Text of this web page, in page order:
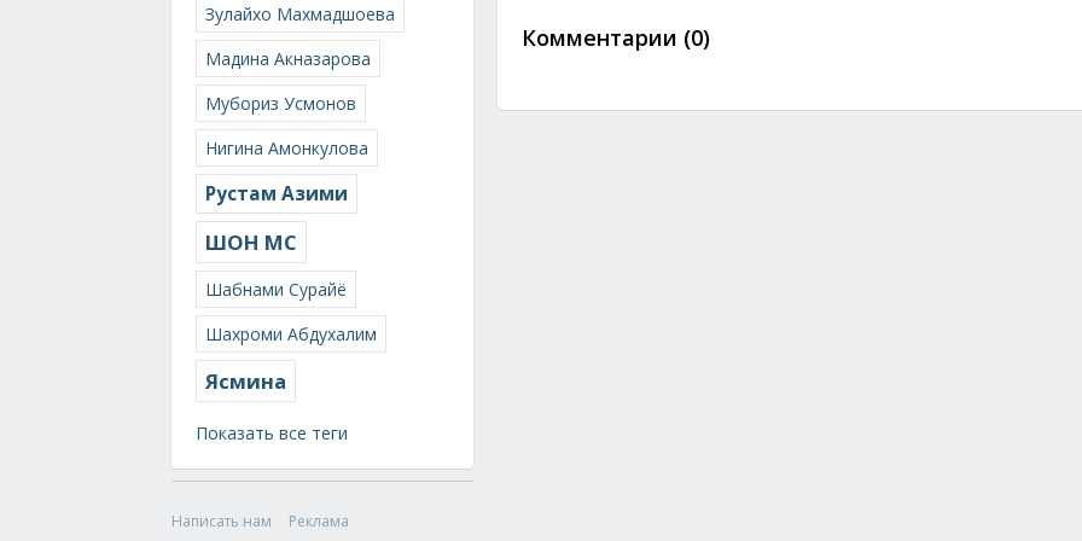
Зулайхо Махмадшоева
Мадина Акназарова
Мубориз Усмонов
Нигина Амонкулова
Рустам Азими
ШОН МС
Шабнами Сурайё
Шахроми Абдухалим
Ясмина
Показать все теги
Написать нам
Реклама
Комментарии (0)